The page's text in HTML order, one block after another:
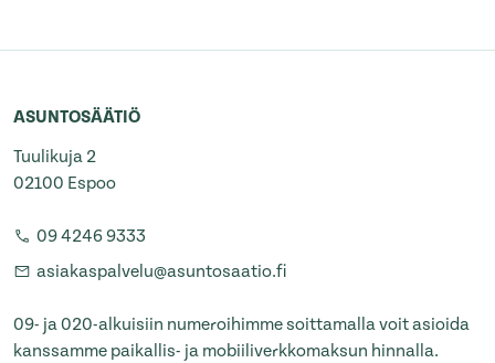
ASUNTOSÄÄTIÖ
Tuulikuja 2
02100 Espoo
09 4246 9333
asiakaspalvelu@asuntosaatio.fi
09- ja 020-alkuisiin numeroihimme soittamalla voit asioida
kanssamme paikallis- ja mobiiliverkkomaksun hinnalla.